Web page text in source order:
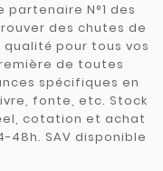
partenaire N°1 des
des chutes de
pour tous vos
de toutes
spécifiques en
fonte, etc. Stock
cotation et achat
48h. SAV disponible